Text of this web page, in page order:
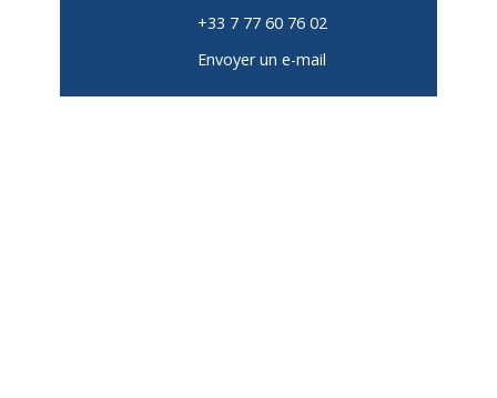
+33 7 77 60 76 02
Envoyer un e-mail